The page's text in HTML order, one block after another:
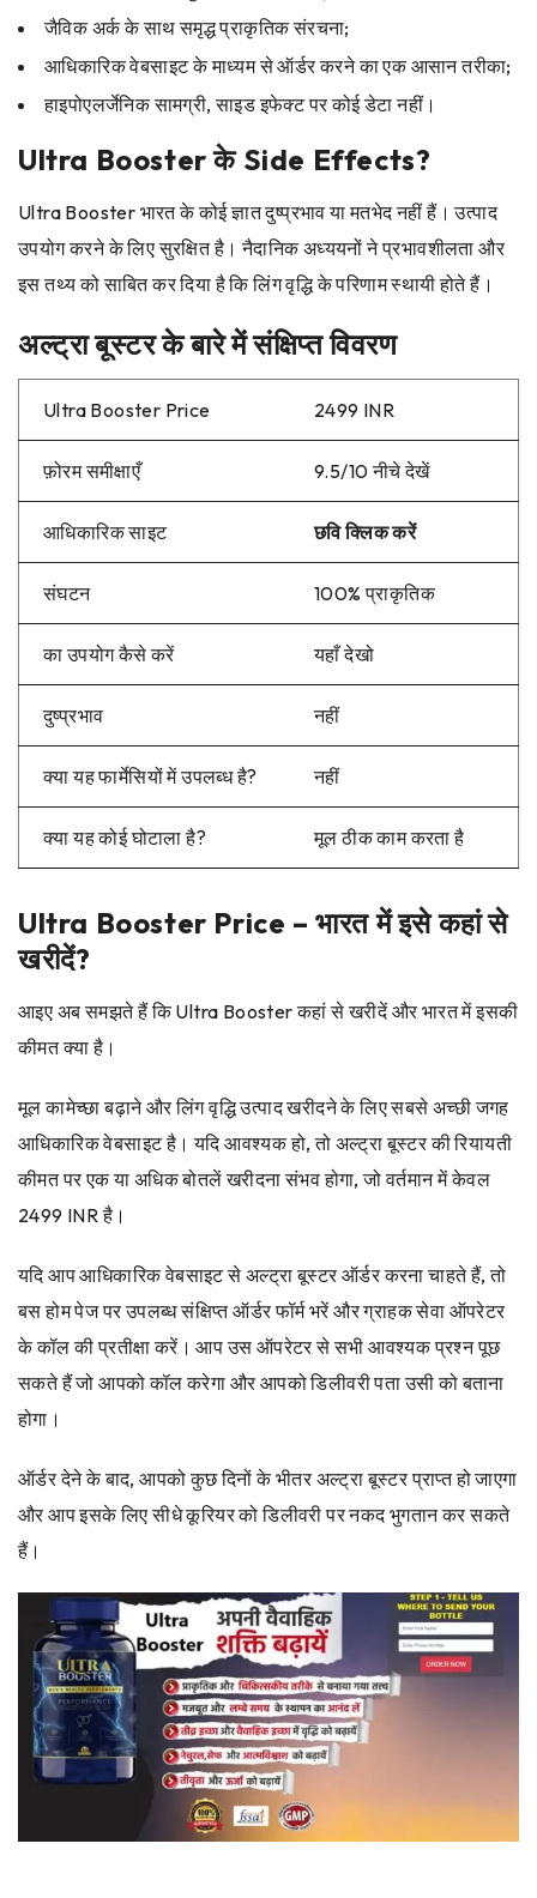
जैविक अर्क के साथ समृद्ध प्राकृतिक संरचना;
आधिकारिक वेबसाइट के माध्यम से ऑर्डर करने का एक आसान तरीका;
हाइपोएलर्जेनिक सामग्री, साइड इफेक्ट पर कोई डेटा नहीं।
Ultra Booster के Side Effects?
Ultra Booster भारत के कोई ज्ञात दुष्प्रभाव या मतभेद नहीं हैं। उत्पाद
उपयोग करने के लिए सुरक्षित है। नैदानिक ​​अध्ययनों ने प्रभावशीलता और
इस तथ्य को साबित कर दिया है कि लिंग वृद्धि के परिणाम स्थायी होते हैं।
अल्ट्रा बूस्टर के बारे में संक्षिप्त विवरण
Ultra Booster Price 2499 INR
फ़ोरम समीक्षाएँ 9.5/10 नीचे देखें
आधिकारिक साइट छवि क्लिक करें
संघटन 100% प्राकृतिक
का उपयोग कैसे करें यहाँ देखो
दुष्प्रभाव नहीं
क्या यह फार्मेसियों में उपलब्ध है? नहीं
क्या यह कोई घोटाला है? मूल ठीक काम करता है
Ultra Booster Price – भारत में इसे कहां से
खरीदें?
आइए अब समझते हैं कि Ultra Booster कहां से खरीदें और भारत में इसकी
कीमत क्या है।
मूल कामेच्छा बढ़ाने और लिंग वृद्धि उत्पाद खरीदने के लिए सबसे अच्छी जगह
आधिकारिक वेबसाइट है। यदि आवश्यक हो, तो अल्ट्रा बूस्टर की रियायती
कीमत पर एक या अधिक बोतलें खरीदना संभव होगा, जो वर्तमान में केवल
2499 INR है।
यदि आप आधिकारिक वेबसाइट से अल्ट्रा बूस्टर ऑर्डर करना चाहते हैं, तो
बस होम पेज पर उपलब्ध संक्षिप्त ऑर्डर फॉर्म भरें और ग्राहक सेवा ऑपरेटर
के कॉल की प्रतीक्षा करें। आप उस ऑपरेटर से सभी आवश्यक प्रश्न पूछ
सकते हैं जो आपको कॉल करेगा और आपको डिलीवरी पता उसी को बताना
होगा।
ऑर्डर देने के बाद, आपको कुछ दिनों के भीतर अल्ट्रा बूस्टर प्राप्त हो जाएगा
और आप इसके लिए सीधे कूरियर को डिलीवरी पर नकद भुगतान कर सकते
हैं।